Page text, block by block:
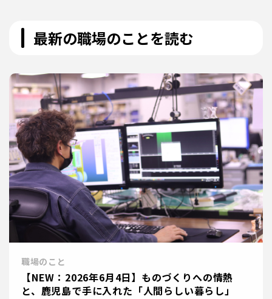
最新の職場のことを読む
職場のこと
【NEW：2026年6月4日】ものづくりへの情熱
と、鹿児島で手に入れた「人間らしい暮らし」